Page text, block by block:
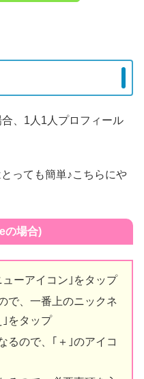
、1人1人プロフィール
っても簡単♪こちらにや
の場合)
ューアイコン｣をタップ
で、一番上のニックネ
をタップ
るので、｢＋｣のアイコ